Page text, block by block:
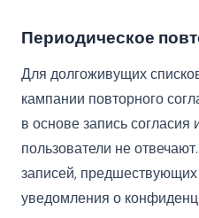
Периодическое
Для долгоживущих
кампании повторного
в основе запись согласия
пользователи не
записей,
уведомления о